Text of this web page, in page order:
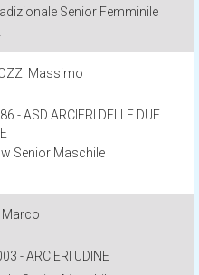
Senior Femminile
Massimo
- ASD ARCIERI DELLE DUE
Senior Maschile
Marco
- ARCIERI UDINE